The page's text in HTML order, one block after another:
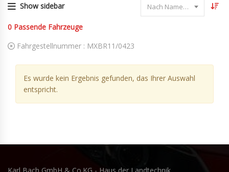
Show sidebar Nach Name sortieren
0 Passende Fahrzeuge
Fahrgestellnummer : MXBR11/0423
Es wurde kein Ergebnis gefunden, das Ihrer Auswahl
entspricht.